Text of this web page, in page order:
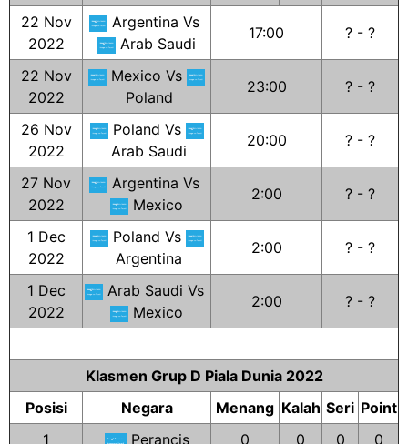
22 Nov
2022
Argentina Vs
Arab Saudi
17:00 ? - ?
22 Nov
2022
Mexico Vs
Poland
23:00 ? - ?
26 Nov
2022
Poland Vs
Arab Saudi
20:00 ? - ?
27 Nov
2022
Argentina Vs
Mexico
2:00 ? - ?
1 Dec
2022
Poland Vs
Argentina
2:00 ? - ?
1 Dec
2022
Arab Saudi Vs
Mexico
2:00 ? - ?
Klasmen Grup D Piala Dunia 2022
Posisi
Negara Menang Kalah Seri Point
1
Perancis 0 0 0 0